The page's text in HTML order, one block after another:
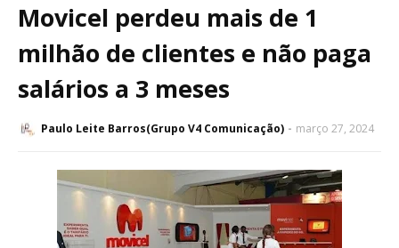
Movicel perdeu mais de 1
milhão de clientes e não paga
salários a 3 meses
Paulo Leite Barros(Grupo V4 Comunicação) março 27, 2024